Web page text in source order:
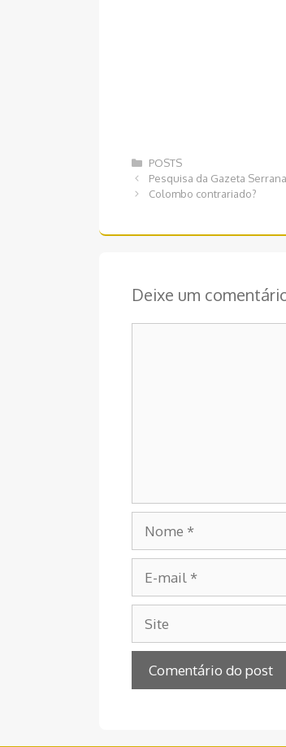
Categorias
POSTS
Navegação
de
Pesquisa da Gazeta Serrana
Colombo contrariado?
Deixe um
mail